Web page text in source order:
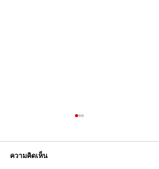
ความคิดเห็น